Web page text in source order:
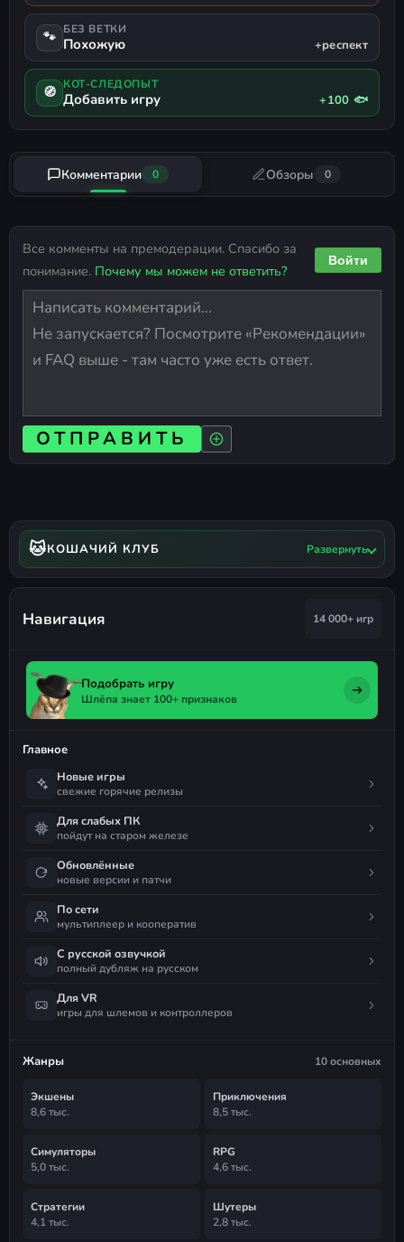
🐾 БЕЗ ВЕТКИ
Похожую +респект
🧭 КОТ-СЛЕДОПЫТ
Добавить игру +100 🐟
Комментарии 0 Обзоры 0
Все комменты на премодерации. Спасибо за
понимание. Почему мы можем не ответить?
Войти
ОТПРАВИТЬ
🐱КОШАЧИЙ КЛУБ Развернуть
Навигация 14 000+ игр
Подобрать игру
Шлёпа знает 100+ признаков
Главное
Новые игры
свежие горячие релизы
Для слабых ПК
пойдут на старом железе
Обновлённые
новые версии и патчи
По сети
мультиплеер и кооператив
С русской озвучкой
полный дубляж на русском
Для VR
игры для шлемов и контроллеров
Жанры 10 основных
Экшены
8,6 тыс.
Приключения
8,5 тыс.
Симуляторы
5,0 тыс.
RPG
4,6 тыс.
Стратегии
4,1 тыс.
Шутеры
2,8 тыс.